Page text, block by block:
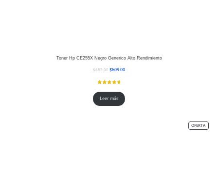
Toner Hp CE255X Negro Generico Alto Rendimiento
$683.00 $609.00
Leer más
OFERTA